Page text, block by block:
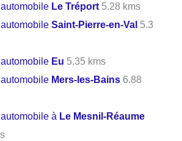
Le Tréport 5.28 kms
Saint-Pierre-en-Val 5.3
Eu 5.35 kms
Mers-les-Bains 6.88
à Le Mesnil-Réaume